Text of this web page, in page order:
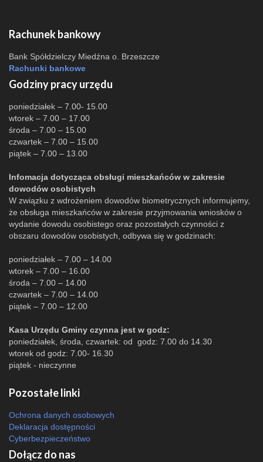
Rachunek bankowy
Bank Spółdzielczy Miedźna o. Brzeszcze
Rachunki bankowe
Godziny pracy urzędu
poniedziałek – 7.00- 15.00
wtorek – 7.00 – 17.00
środa – 7.00 – 15.00
czwartek – 7.00 – 15.00
piątek – 7.00 – 13.00
Infomacja dotycząca obsługi mieszkańców w zakresie
dowodów osobistych
W związku z wdrożeniem dowodów biometrycznych informujemy,
że obsługa mieszkańców w zakresie przyjmowania wniosków o
wydanie dowodu osobistego oraz pozostałych czynności z
obszaru dowodów osobistych, odbywa się w godzinach:
poniedziałek – 7.00 – 14.00
wtorek – 7.00 – 16.00
środa – 7.00 – 14.00
czwartek – 7.00 – 14.00
piątek – 7.00 – 12.00
Kasa Urzędu Gminy czynna jest w godz:
poniedziałek, środa, czwartek: od godz: 7.00 do 14.30
wtorek od godz: 7.00- 16.30
piątek - nieczynne
Pozostałe linki
Ochrona danych osobowych
Deklaracja dostępności
Cyberbezpieczeństwo
Dołącz do nas